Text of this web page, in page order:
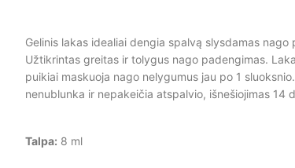
Gelinis lakas idealiai dengia spalvą slysdamas nago
Užtikrintas greitas ir tolygus nago padengimas.
puikiai maskuoja nago nelygumus jau po 1
nenublunka ir nepakeičia atspalvio, išnešiojimas 14
Talpa: 8 ml